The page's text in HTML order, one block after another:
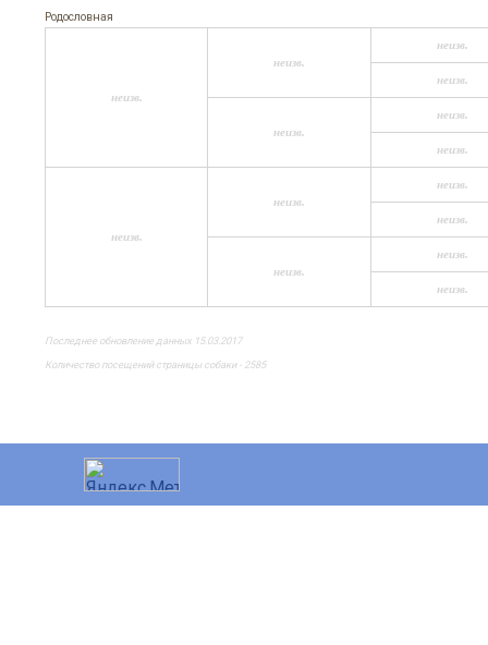
Родословная
неизв.
неизв.
неизв.
неизв.
неизв.
неизв.
неизв.
неизв.
неизв.
неизв.
неизв.
неизв.
неизв.
неизв.
Последнее обновление данных 15.03.2017
Количество посещений страницы собаки - 2585